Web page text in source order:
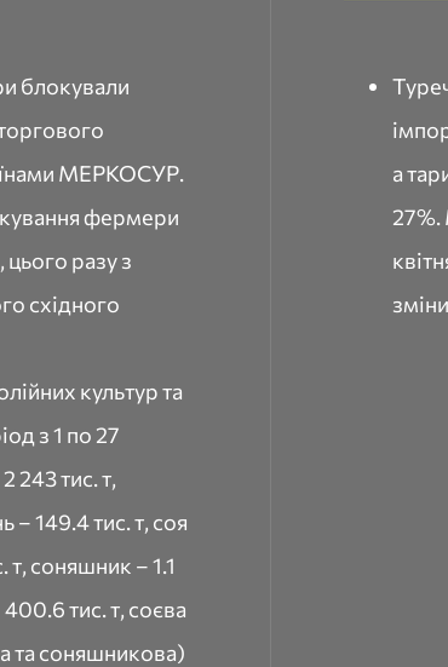
блокували
МЕРКОСУР.
фермери
разу з
східного
культур та
з 1 по 27
243 тис. т,
– 149.4 тис. т, соя
т, соняшник – 1.1
тис. т, соєва
та соняшникова)
а
27%.